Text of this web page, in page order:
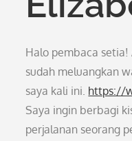
Halo pembaca setia!
sudah meluangkan
saya kali ini. https://
Saya ingin berbagi
perjalanan seorang